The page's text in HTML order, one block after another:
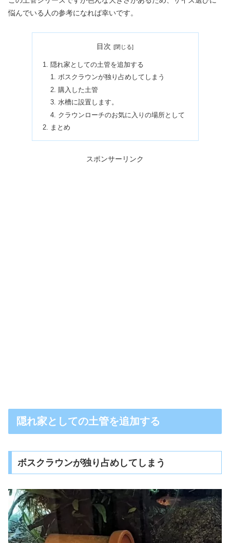
悩んでいる人の参考になれば幸いです。
目次
隠れ家としての土管を追加する
ボスクラウンが独り占めしてしまう
購入した土管
水槽に設置します。
クラウンローチのお気に入りの場所として
まとめ
スポンサーリンク
隠れ家としての土管を追加する
ボスクラウンが独り占めしてしまう